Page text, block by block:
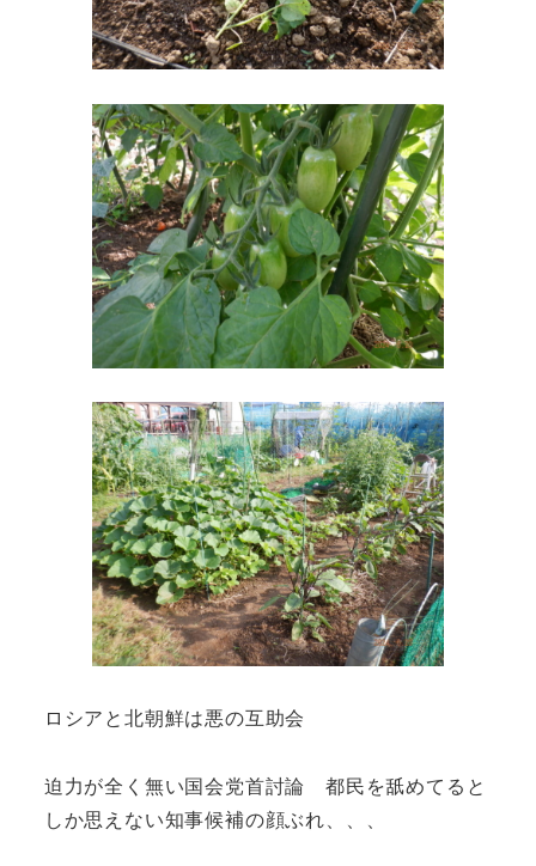
ロシアと北朝鮮は悪の互助会
迫力が全く無い国会党首討論 都民を舐めてると
しか思えない知事候補の顔ぶれ、、、